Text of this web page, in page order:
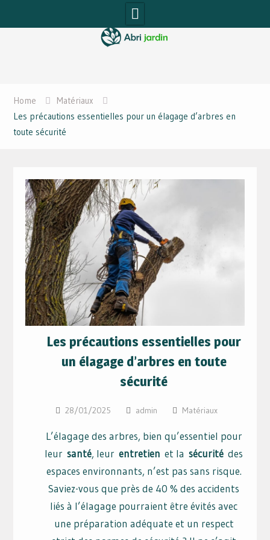
to
Home
Matériaux
Les précautions essentielles pour un élagage d’arbres en
toute sécurité
Les précautions essentielles pour
un élagage d’arbres en toute
sécurité
28/01/2025 admin Matériaux
L’élagage des arbres, bien qu’essentiel pour
leursanté, leurentretien et lasécurité des
espaces environnants, n’est pas sans risque.
Saviez-vous que près de 40 % des accidents
liés à l’élagage pourraient être évités avec
une préparation adéquate et un respect